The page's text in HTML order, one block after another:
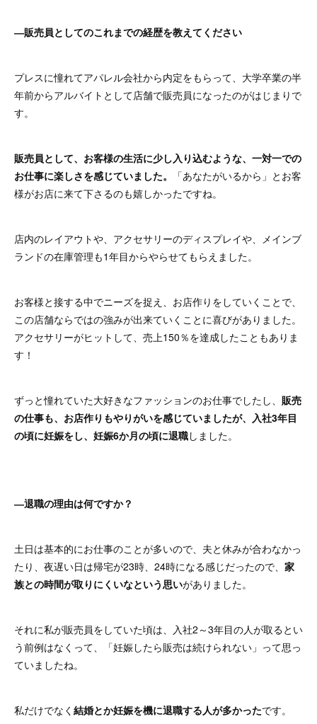
―販売員としてのこれまでの経歴を教えてください
プレスに憧れてアパレル会社から内定をもらって、大学卒業の半
年前からアルバイトとして店舗で販売員になったのがはじまりで
す。
販売員として、お客様の生活に少し入り込むような、一対一での
お仕事に楽しさを感じていました。
「あなたがいるから」とお客
様がお店に来て下さるのも嬉しかったですね。
店内のレイアウトや、アクセサリーのディスプレイや、メインブ
ランドの在庫管理も1年目からやらせてもらえました。
お客様と接する中でニーズを捉え、お店作りをしていくことで、
この店舗ならではの強みが出来ていくことに喜びがありました。
アクセサリーがヒットして、売上150％を達成したこともありま
す！
ずっと憧れていた大好きなファッションのお仕事でしたし、 販売
の仕事も、お店作りもやりがいを感じていましたが、入社3年目
の頃に妊娠をし、妊娠6か月の頃に退職しました。
―退職の理由は何ですか？
土日は基本的にお仕事のことが多いので、夫と休みが合わなかっ
たり、夜遅い日は帰宅が23時、24時になる感じだったので、 家
族との時間が取りにくいなという思いがありました。
それに私が販売員をしていた頃は、入社2～3年目の人が取るとい
う前例はなくって、「妊娠したら販売は続けられない」って思っ
ていましたね。
私だけでなく 結婚とか妊娠を機に退職する人が多かったです。